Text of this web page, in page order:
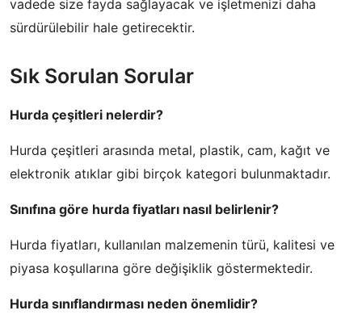
vadede size fayda sağlayacak ve işletmenizi daha
sürdürülebilir hale getirecektir.
Sık Sorulan Sorular
Hurda çeşitleri nelerdir?
Hurda çeşitleri arasında metal, plastik, cam, kağıt ve
elektronik atıklar gibi birçok kategori bulunmaktadır.
Sınıfına göre hurda fiyatları nasıl belirlenir?
Hurda fiyatları, kullanılan malzemenin türü, kalitesi ve
piyasa koşullarına göre değişiklik göstermektedir.
Hurda sınıflandırması neden önemlidir?